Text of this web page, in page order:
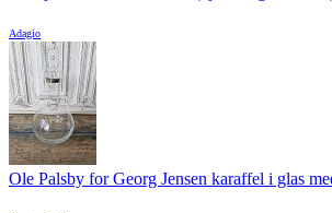
Adagio
Ole Palsby for Georg Jensen karaffel i glas